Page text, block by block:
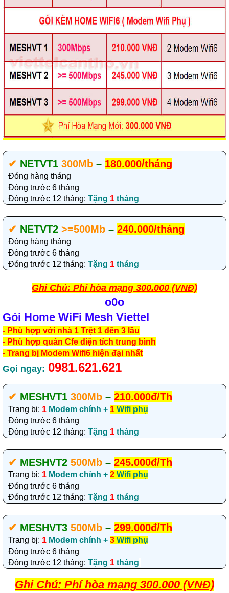
✔‎ NETVT1 300Mb – 180.000/tháng
Đóng hàng tháng
Đóng trước 6 tháng
Đóng trước 12 tháng: Tặng 1 tháng
✔‎ NETVT2 >=500Mb – 240.000/tháng
Đóng hàng tháng
Đóng trước 6 tháng
Đóng trước 12 tháng: Tặng 1 tháng
Ghi Chú: Phí hòa mạng 300.000 (VNĐ)
o0o________
Gói Home WiFi Mesh Viettel
- Phù hợp với nhà 1 Trệt 1 đến 3 lầu
- Phù hợp quán Cfe diện tích trung bình
- Trang bị Modem Wifi6 hiện đại nhất
Gọi ngay: 0981.621.621
✔‎ MESHVT1 300Mb – 210.000đ/Th
Trang bị: 1 Modem chính + 1 Wifi phụ
Đóng trước 6 tháng
Đóng trước 12 tháng: Tặng 1 tháng
✔‎ MESHVT2 500Mb – 245.000đ/Th
Trang bị: 1 Modem chính + 2 Wifi phụ
Đóng trước 6 tháng
Đóng trước 12 tháng: Tặng 1 tháng
✔‎ MESHVT3 500Mb – 299.000đ/Th
Trang bị: 1 Modem chính + 3 Wifi phụ
Đóng trước 6 tháng
Đóng trước 12 tháng: Tặng 1 tháng
Ghi Chú: Phí hòa mạng 300.000 (VNĐ)